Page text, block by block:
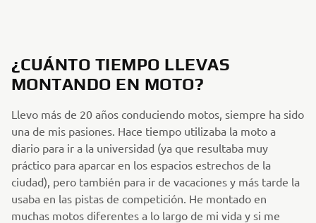
¿CUÁNTO TIEMPO LLEVAS
MONTANDO EN MOTO?
Llevo más de 20 años conduciendo motos, siempre ha sido
una de mis pasiones. Hace tiempo utilizaba la moto a
diario para ir a la universidad (ya que resultaba muy
práctico para aparcar en los espacios estrechos de la
ciudad), pero también para ir de vacaciones y más tarde la
usaba en las pistas de competición. He montado en
muchas motos diferentes a lo largo de mi vida y si me